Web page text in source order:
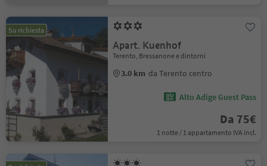
Su richiesta
Apart. Kuenhof
Terento, Bressanone e dintorni
3.0 km da Terento centro
Alto Adige Guest Pass
Da 75€
1 notte / 1 appartamento IVA incl.